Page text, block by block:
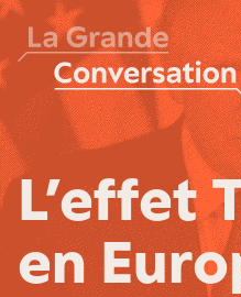
L’effet
en